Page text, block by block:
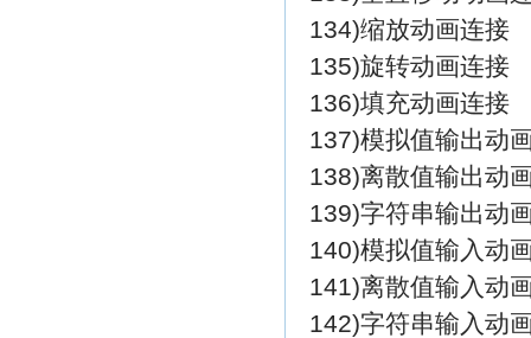
134)缩放动画连接
135)旋转动画连接
136)填充动画连接
137)模拟值输出动
138)离散值输出动
139)字符串输出动
140)模拟值输入动
141)离散值输入动
142)字符串输入动